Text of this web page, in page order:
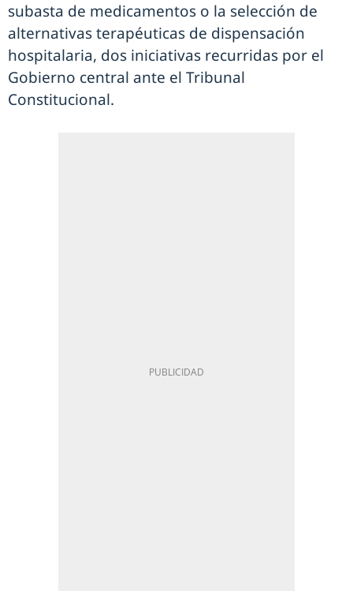
subasta de medicamentos o la selección de
alternativas terapéuticas de dispensación
hospitalaria, dos iniciativas recurridas por el
Gobierno central ante el Tribunal
Constitucional.